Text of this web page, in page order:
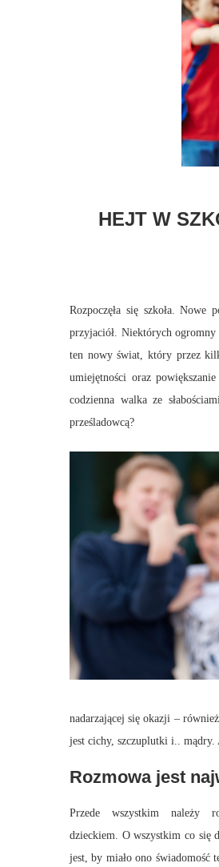
HEJT W
Rozpoczęła się szkoła.
przyjaciół. Niektórych ogromny
ten nowy świat, który przez
umiejętności oraz
codzienna walka ze
prześladowcą?
nadarzającej się okazji –
jest cichy, szczuplutki i.. mądry.
Rozmowa jest
Przede wszystkim należy
dzieckiem. O wszystkim co się
jest, by miało ono świadomość